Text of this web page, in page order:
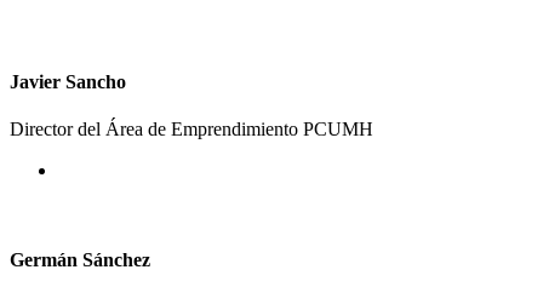
Javier Sancho
Director del Área de Emprendimiento PCUMH
Germán Sánchez